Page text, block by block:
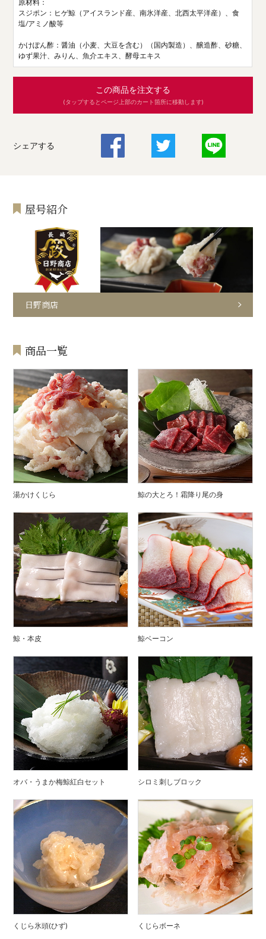
原材料：
スジポン：ヒゲ鯨（アイスランド産、南氷洋産、北西太平洋産）、食
塩/アミノ酸等
かけぽん酢：醤油（小麦、大豆を含む）（国内製造）、醸造酢、砂糖、
ゆず果汁、みりん、魚介エキス、酵母エキス
この商品を注文する
(タップするとページ上部のカート箇所に移動します)
シェアする
屋号紹介
日野商店
商品一覧
湯かけくじら 鯨の大とろ！霜降り尾の身
鯨・本皮 鯨ベーコン
オバ・うまか梅鯨紅白セット シロミ刺しブロック
くじら氷頭(ひず) くじらボーネ